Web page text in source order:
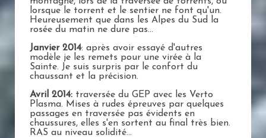
lorsque le torrent et le sentier ne font qu'un.
Heureusement que dans les Alpes du Sud la
rosée du matin ne dure pas...
Janvier 2014: après avoir essayé d'autres
modèle je les remets pour une virée à la
Sainte. Je suis surpris par le confort du
chaussant et la précision.
Avril 2014: traversée du GEP avec les Verto
Plasma. Mises à rudes épreuves par quelques
passages en traversée pas évidents en
chaussures, elles s'en sortent au final très bien.
RAS au niveau solidité...